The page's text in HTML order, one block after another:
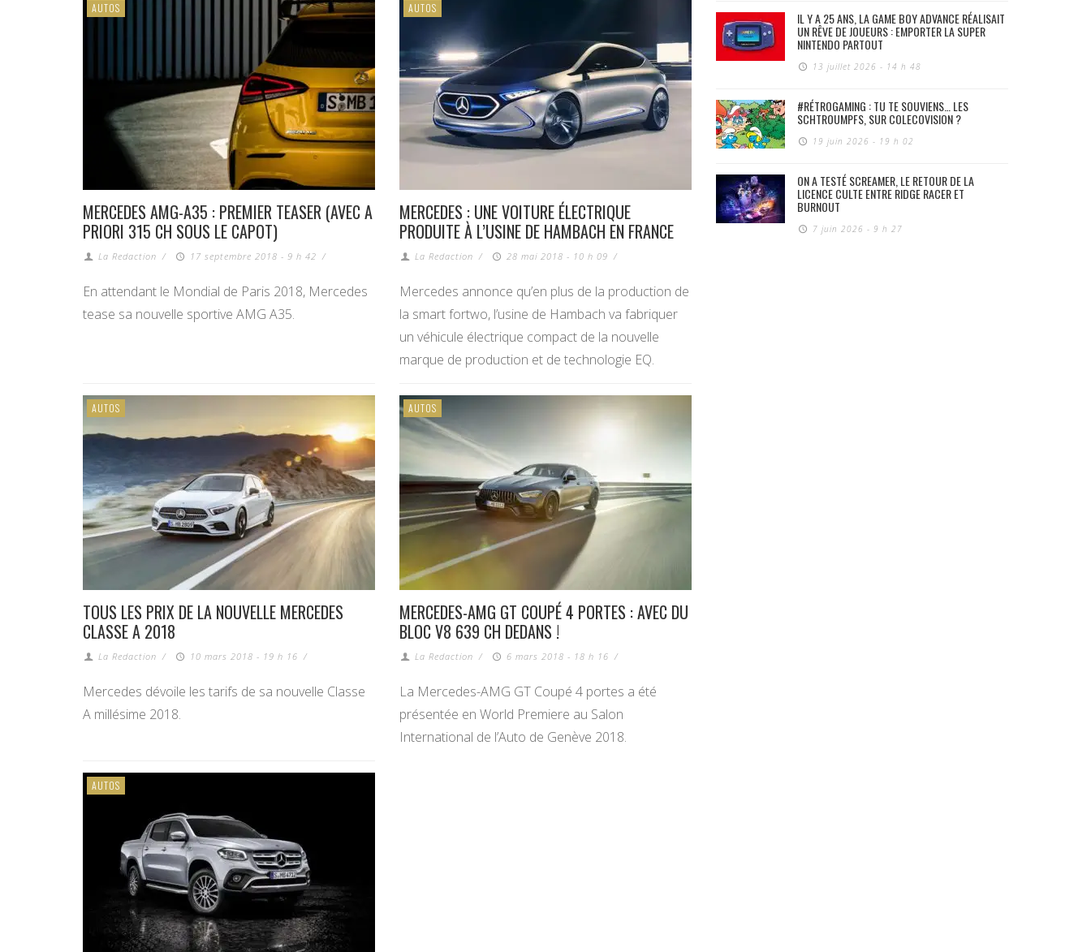
AUTOS
MERCEDES AMG-A35 : PREMIER TEASER (AVEC A
PRIORI 315 CH SOUS LE CAPOT)
La Redaction / 17 septembre 2018 - 9 h 42 /
En attendant le Mondial de Paris 2018, Mercedes
tease sa nouvelle sportive AMG A35.
AUTOS
MERCEDES : UNE VOITURE ÉLECTRIQUE
PRODUITE À L’USINE DE HAMBACH EN FRANCE
La Redaction / 28 mai 2018 - 10 h 09 /
Mercedes annonce qu’en plus de la production de
la smart fortwo, l’usine de Hambach va fabriquer
un véhicule électrique compact de la nouvelle
marque de production et de technologie EQ.
AUTOS
TOUS LES PRIX DE LA NOUVELLE MERCEDES
CLASSE A 2018
La Redaction / 10 mars 2018 - 19 h 16 /
Mercedes dévoile les tarifs de sa nouvelle Classe
A millésime 2018.
AUTOS
MERCEDES-AMG GT COUPÉ 4 PORTES : AVEC DU
BLOC V8 639 CH DEDANS !
La Redaction / 6 mars 2018 - 18 h 16 /
La Mercedes-AMG GT Coupé 4 portes a été
présentée en World Premiere au Salon
International de l’Auto de Genève 2018.
AUTOS
IL Y A 25 ANS, LA GAME BOY ADVANCE RÉALISAIT
UN RÊVE DE JOUEURS : EMPORTER LA SUPER
NINTENDO PARTOUT
13 juillet 2026 - 14 h 48
#RÉTROGAMING : TU TE SOUVIENS… LES
SCHTROUMPFS, SUR COLECOVISION ?
19 juin 2026 - 19 h 02
ON A TESTÉ SCREAMER, LE RETOUR DE LA
LICENCE CULTE ENTRE RIDGE RACER ET
BURNOUT
7 juin 2026 - 9 h 27